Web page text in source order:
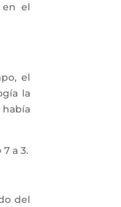
en el
el
la
7 a 3.
del